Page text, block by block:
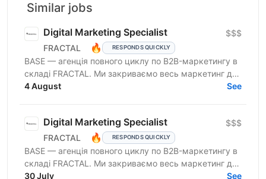
Similar jobs
Digital Marketing Specialist
FRACTAL 🔥 RESPONDS QUICKLY
$$$
BASE — агенція повного циклу по B2B-маркетингу в
складі FRACTAL. Ми закриваємо весь маркетинг для
клієнта — від SEO та контексту до YouTube-
4 August See
Digital Marketing Specialist
FRACTAL 🔥 RESPONDS QUICKLY
$$$
BASE — агенція повного циклу по B2B-маркетингу в
складі FRACTAL. Ми закриваємо весь маркетинг для
клієнта — від SEO та контексту до YouTube-
30 July See